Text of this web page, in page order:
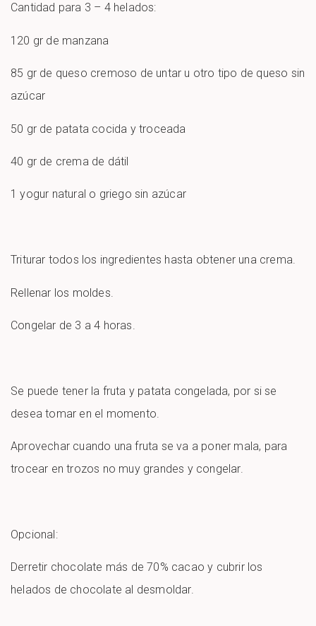
Cantidad para 3 – 4 helados:
120 gr de manzana
85 gr de queso cremoso de untar u otro tipo de queso sin
azúcar
50 gr de patata cocida y troceada
40 gr de crema de dátil
1 yogur natural o griego sin azúcar
Triturar todos los ingredientes hasta obtener una crema.
Rellenar los moldes.
Congelar de 3 a 4 horas.
Se puede tener la fruta y patata congelada, por si se
desea tomar en el momento.
Aprovechar cuando una fruta se va a poner mala, para
trocear en trozos no muy grandes y congelar.
Opcional:
Derretir chocolate más de 70% cacao y cubrir los
helados de chocolate al desmoldar.